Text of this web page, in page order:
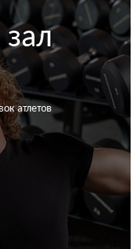
атлетов